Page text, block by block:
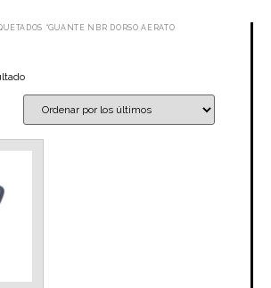
“GUANTE NBR DORSO AERATO